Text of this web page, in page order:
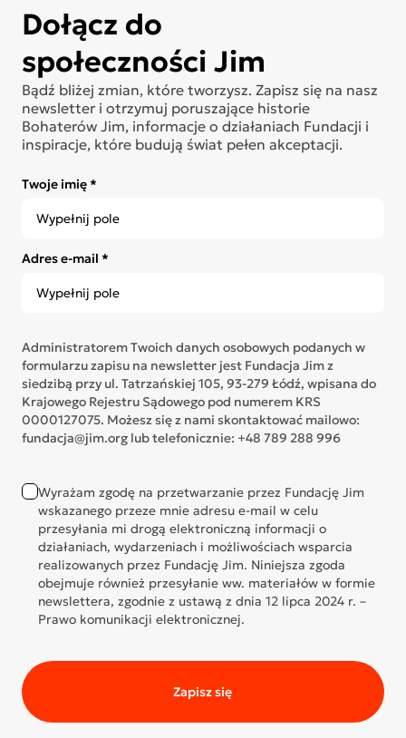
Dołącz do
społeczności Jim
Bądź bliżej zmian, które tworzysz. Zapisz się na nasz
newsletter i otrzymuj poruszające historie
Bohaterów Jim, informacje o działaniach Fundacji i
inspiracje, które budują świat pełen akceptacji.
Twoje imię *
Adres e-mail *
Administratorem Twoich danych osobowych podanych w
formularzu zapisu na newsletter jest Fundacja Jim z
siedzibą przy ul. Tatrzańskiej 105, 93-279 Łódź, wpisana do
Krajowego Rejestru Sądowego pod numerem KRS
0000127075. Możesz się z nami skontaktować mailowo:
fundacja@jim.org lub telefonicznie: +48 789 288 996
Wyrażam zgodę na przetwarzanie przez Fundację Jim
wskazanego przeze mnie adresu e-mail w celu
przesyłania mi drogą elektroniczną informacji o
działaniach, wydarzeniach i możliwościach wsparcia
realizowanych przez Fundację Jim. Niniejsza zgoda
obejmuje również przesyłanie ww. materiałów w formie
newslettera, zgodnie z ustawą z dnia 12 lipca 2024 r. –
Prawo komunikacji elektronicznej.
Zapisz się